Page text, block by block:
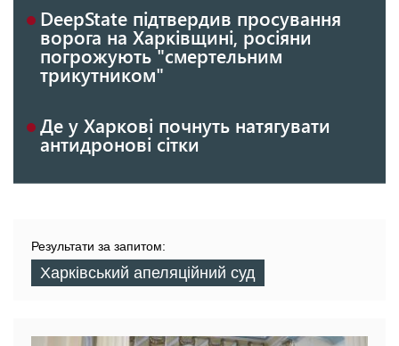
DeepState підтвердив просування
ворога на Харківщині, росіяни
погрожують "смертельним
трикутником"
Де у Харкові почнуть натягувати
антидронові сітки
Результати за запитом:
Харківський апеляційний суд